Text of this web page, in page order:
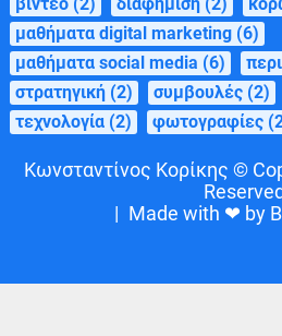
μαθήματα digital marketing (6)
μαθήματα social media (6)
στρατηγική (2) συμβουλές (2)
τεχνολογία (2) φωτογραφίες
Κωνσταντίνος Κορίκης ©
| Made with ❤ by